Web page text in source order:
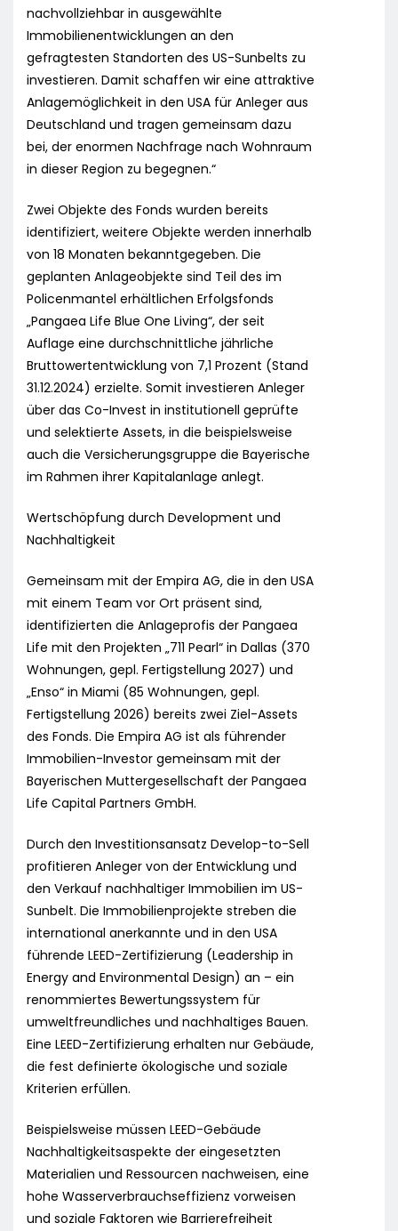
nachvollziehbar in ausgewählte
Immobilienentwicklungen an den
gefragtesten Standorten des US-Sunbelts zu
investieren. Damit schaffen wir eine attraktive
Anlagemöglichkeit in den USA für Anleger aus
Deutschland und tragen gemeinsam dazu
bei, der enormen Nachfrage nach Wohnraum
in dieser Region zu begegnen.“
Zwei Objekte des Fonds wurden bereits
identifiziert, weitere Objekte werden innerhalb
von 18 Monaten bekanntgegeben. Die
geplanten Anlageobjekte sind Teil des im
Policenmantel erhältlichen Erfolgsfonds
„Pangaea Life Blue One Living“, der seit
Auflage eine durchschnittliche jährliche
Bruttowertentwicklung von 7,1 Prozent (Stand
31.12.2024) erzielte. Somit investieren Anleger
über das Co-Invest in institutionell geprüfte
und selektierte Assets, in die beispielsweise
auch die Versicherungsgruppe die Bayerische
im Rahmen ihrer Kapitalanlage anlegt.
Wertschöpfung durch Development und
Nachhaltigkeit
Gemeinsam mit der Empira AG, die in den USA
mit einem Team vor Ort präsent sind,
identifizierten die Anlageprofis der Pangaea
Life mit den Projekten „711 Pearl“ in Dallas (370
Wohnungen, gepl. Fertigstellung 2027) und
„Enso“ in Miami (85 Wohnungen, gepl.
Fertigstellung 2026) bereits zwei Ziel-Assets
des Fonds. Die Empira AG ist als führender
Immobilien-Investor gemeinsam mit der
Bayerischen Muttergesellschaft der Pangaea
Life Capital Partners GmbH.
Durch den Investitionsansatz Develop-to-Sell
profitieren Anleger von der Entwicklung und
den Verkauf nachhaltiger Immobilien im US-
Sunbelt. Die Immobilienprojekte streben die
international anerkannte und in den USA
führende LEED-Zertifizierung (Leadership in
Energy and Environmental Design) an – ein
renommiertes Bewertungssystem für
umweltfreundliches und nachhaltiges Bauen.
Eine LEED-Zertifizierung erhalten nur Gebäude,
die fest definierte ökologische und soziale
Kriterien erfüllen.
Beispielsweise müssen LEED-Gebäude
Nachhaltigkeitsaspekte der eingesetzten
Materialien und Ressourcen nachweisen, eine
hohe Wasserverbrauchseffizienz vorweisen
und soziale Faktoren wie Barrierefreiheit